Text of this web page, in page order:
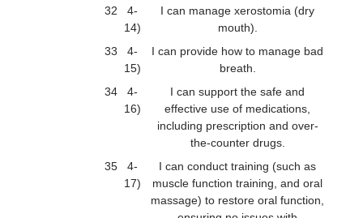
32
4-
14)
I can manage xerostomia (dry
mouth).
33
4-
15)
I can provide how to manage bad
breath.
34
4-
16)
I can support the safe and
effective use of medications,
including prescription and over-
the-counter drugs.
35
4-
17)
I can conduct training (such as
muscle function training, and oral
massage) to restore oral function,